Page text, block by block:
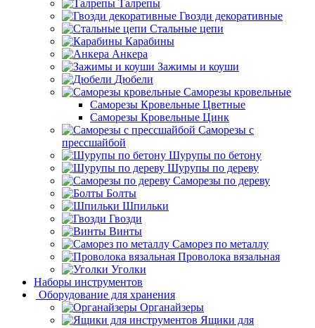
Талрепы
Гвозди декоративные
Стальные цепи
Карабины
Анкера
Зажимы и коуши
Дюбели
Саморезы кровельные
Саморезы Кровельные Цветные
Саморезы Кровельные Цинк
Саморезы с
прессшайбой
Шурупы по бетону
Шурупы по дереву
Саморезы по дереву
Болты
Шпильки
Гвозди
Винты
Саморез по металлу
Проволока вязальная
Уголки
Наборы инструментов
Оборудование для хранения
Органайзеры
Ящики для